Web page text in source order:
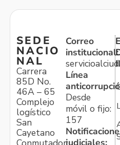
SEDE
NACIO
NAL
Carrera
85D No.
46A – 65
Complejo
logístico
San
Cayetano
Correo
institucional:
Línea
Desde
móvil o fijo:
157
judiciales: